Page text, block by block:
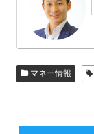
マネー情報